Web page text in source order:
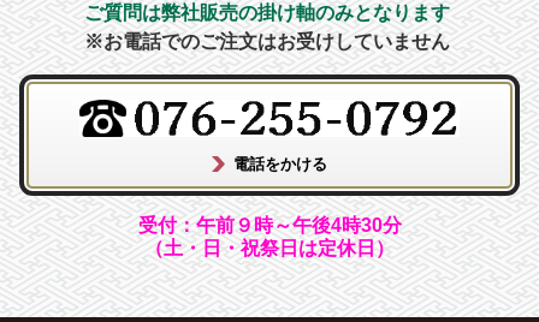
ご質問は弊社販売の掛け軸のみとなります
※お電話でのご注文はお受けしていません
受付：午前９時～午後4時30分
（土・日・祝祭日は定休日）